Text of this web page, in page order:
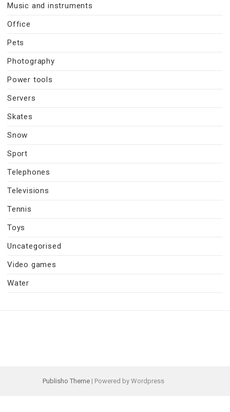
Music and instruments
Office
Pets
Photography
Power tools
Servers
Skates
Snow
Sport
Telephones
Televisions
Tennis
Toys
Uncategorised
Video games
Water
Publisho Theme | Powered by Wordpress